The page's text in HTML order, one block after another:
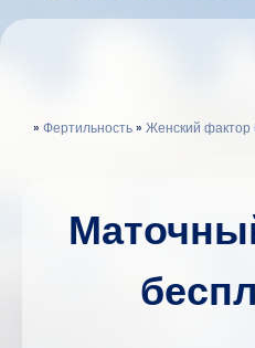
» Фертильность» Женский фактор